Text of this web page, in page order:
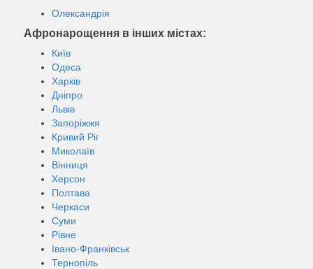
Олександрія
Афронарощення в інших містах:
Київ
Одеса
Харків
Дніпро
Львів
Запоріжжя
Кривий Ріг
Миколаїв
Вінниця
Херсон
Полтава
Черкаси
Суми
Рівне
Івано-Франківськ
Тернопіль